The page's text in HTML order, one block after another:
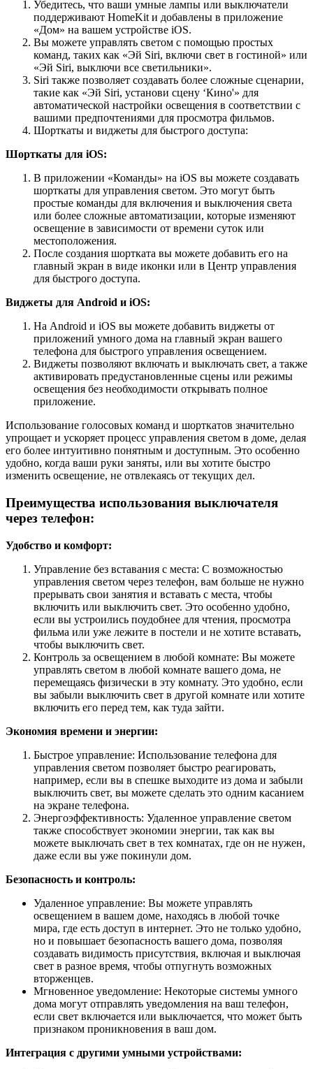
Убедитесь, что ваши умные лампы или выключатели
поддерживают HomeKit и добавлены в приложение
«Дом» на вашем устройстве iOS.
Вы можете управлять светом с помощью простых
команд, таких как «Эй Siri, включи свет в гостиной» или
«Эй Siri, выключи все светильники».
Siri также позволяет создавать более сложные сценарии,
такие как «Эй Siri, установи сцену ‘Кино'» для
автоматической настройки освещения в соответствии с
вашими предпочтениями для просмотра фильмов.
Шорткаты и виджеты для быстрого доступа:
Шорткаты для iOS:
В приложении «Команды» на iOS вы можете создавать
шорткаты для управления светом. Это могут быть
простые команды для включения и выключения света
или более сложные автоматизации, которые изменяют
освещение в зависимости от времени суток или
местоположения.
После создания шортката вы можете добавить его на
главный экран в виде иконки или в Центр управления
для быстрого доступа.
Виджеты для Android и iOS:
На Android и iOS вы можете добавить виджеты от
приложений умного дома на главный экран вашего
телефона для быстрого управления освещением.
Виджеты позволяют включать и выключать свет, а также
активировать предустановленные сцены или режимы
освещения без необходимости открывать полное
приложение.
Использование голосовых команд и шорткатов значительно
упрощает и ускоряет процесс управления светом в доме, делая
его более интуитивно понятным и доступным. Это особенно
удобно, когда ваши руки заняты, или вы хотите быстро
изменить освещение, не отвлекаясь от текущих дел.
Преимущества использования выключателя
через телефон:
Удобство и комфорт:
Управление без вставания с места: С возможностью
управления светом через телефон, вам больше не нужно
прерывать свои занятия и вставать с места, чтобы
включить или выключить свет. Это особенно удобно,
если вы устроились поудобнее для чтения, просмотра
фильма или уже лежите в постели и не хотите вставать,
чтобы выключить свет.
Контроль за освещением в любой комнате: Вы можете
управлять светом в любой комнате вашего дома, не
перемещаясь физически в эту комнату. Это удобно, если
вы забыли выключить свет в другой комнате или хотите
включить его перед тем, как туда зайти.
Экономия времени и энергии:
Быстрое управление: Использование телефона для
управления светом позволяет быстро реагировать,
например, если вы в спешке выходите из дома и забыли
выключить свет, вы можете сделать это одним касанием
на экране телефона.
Энергоэффективность: Удаленное управление светом
также способствует экономии энергии, так как вы
можете выключать свет в тех комнатах, где он не нужен,
даже если вы уже покинули дом.
Безопасность и контроль:
Удаленное управление: Вы можете управлять
освещением в вашем доме, находясь в любой точке
мира, где есть доступ в интернет. Это не только удобно,
но и повышает безопасность вашего дома, позволяя
создавать видимость присутствия, включая и выключая
свет в разное время, чтобы отпугнуть возможных
вторженцев.
Мгновенное уведомление: Некоторые системы умного
дома могут отправлять уведомления на ваш телефон,
если свет включается или выключается, что может быть
признаком проникновения в ваш дом.
Интеграция с другими умными устройствами: